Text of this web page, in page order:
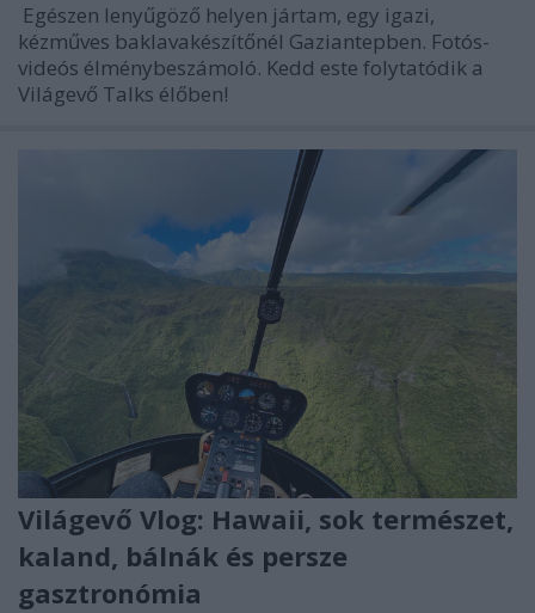
Egészen lenyűgöző helyen jártam, egy igazi,
kézműves baklavakészítőnél Gaziantepben. Fotós-
videós élménybeszámoló. Kedd este folytatódik a
Világevő Talks élőben!
Világevő Vlog: Hawaii, sok természet,
kaland, bálnák és persze
gasztronómia